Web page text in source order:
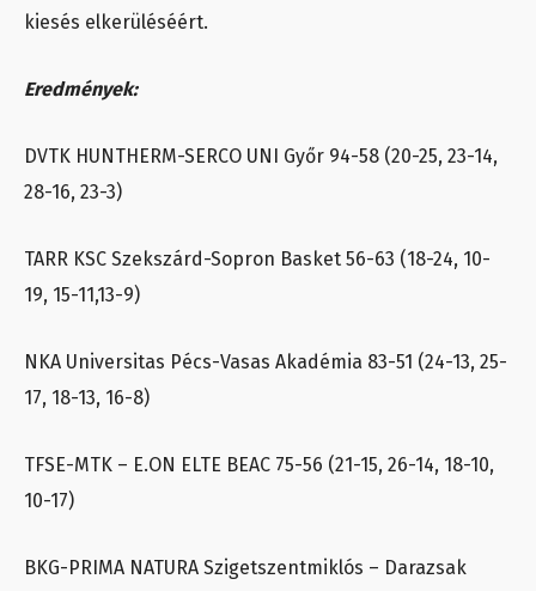
kiesés elkerüléséért.
Eredmények:
DVTK HUNTHERM-SERCO UNI Győr 94-58 (20-25, 23-14,
28-16, 23-3)
TARR KSC Szekszárd-Sopron Basket 56-63 (18-24, 10-
19, 15-11,13-9)
NKA Universitas Pécs-Vasas Akadémia 83-51 (24-13, 25-
17, 18-13, 16-8)
TFSE-MTK – E.ON ELTE BEAC 75-56 (21-15, 26-14, 18-10,
10-17)
BKG-PRIMA NATURA Szigetszentmiklós – Darazsak